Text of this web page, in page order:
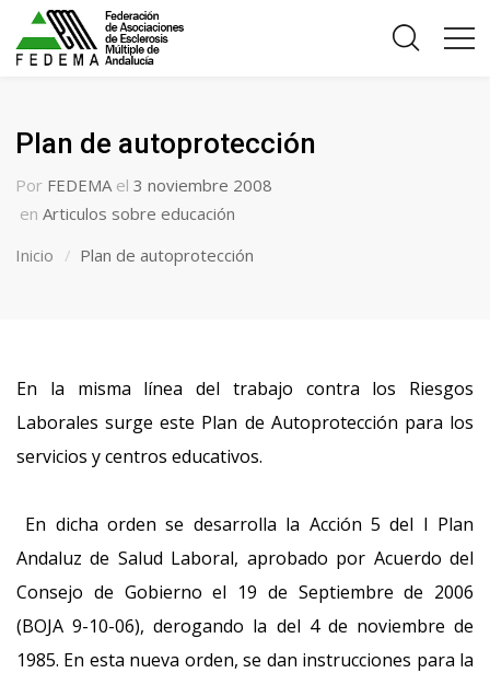
Plan de autoprotección
Por FEDEMA el 3 noviembre 2008
en Articulos sobre educación
Inicio
Plan de autoprotección
En la misma línea del trabajo contra los Riesgos
Laborales surge este Plan de Autoprotección para los
servicios y centros educativos.
En dicha orden se desarrolla la Acción 5 del I Plan
Andaluz de Salud Laboral, aprobado por Acuerdo del
Consejo de Gobierno el 19 de Septiembre de 2006
(BOJA 9-10-06), derogando la del 4 de noviembre de
1985. En esta nueva orden, se dan instrucciones para la